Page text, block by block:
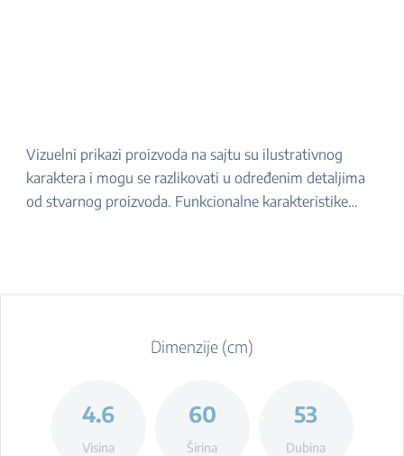
Vizuelni prikazi proizvoda na sajtu su ilustrativnog
karaktera i mogu se razlikovati u određenim detaljima
od stvarnog proizvoda. Funkcionalne karakteristike
Dimenzije (cm)
4.6
Visina
60
Širina
53
Dubina